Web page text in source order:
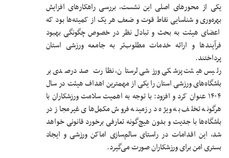
یکی از محورهای اصلی این نشست، بررسی راهکارهای افزایش
بهره‌وری و شناسایی نقاط قوت و ضعف هر یک از کمیته‌ها بود که
اعضای هیئت به بحث و تبادل نظر در خصوص چگونگی بهبود
فرآیندها و ارائه خدمات مطلوب‌تر به جامعه ورزشی استان
پرداختند.
رئیس هیئت پزشکی ورزشی لرستان، نظارت صد درصدی بر
باشگاه‌های ورزشی استان را یکی از مهمترین اهداف هیئت در سال
۱۴۰۴ عنوان کرد و افزود: با توجه به اهمیت سلامت ورزشکاران با
هرگونه تخلف به ویژه در زمینه فروش مکمل‌های غیرمجاز در
باشگاه‌ها با جدیت و بدون هیچ‌گونه تعارفی برخورد قانونی خواهد
شد، این اقدامات در راستای سالم‌سازی اماکن ورزشی و ایجاد
بستری امن برای ورزشکاران صورت می‌گیرد.